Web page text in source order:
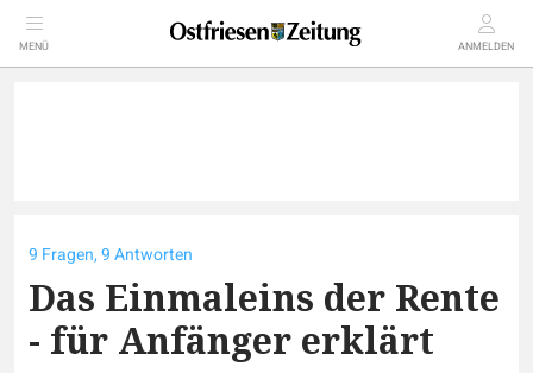
MENÜ ANMELDEN
9 Fragen, 9 Antworten
Das Einmaleins der Rente
- für Anfänger erklärt